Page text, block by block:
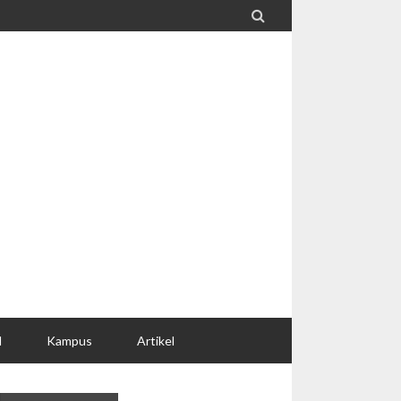

Kampus Artikel